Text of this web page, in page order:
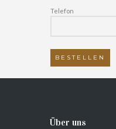
Telefon
Über uns